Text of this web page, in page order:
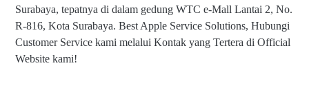
Surabaya, tepatnya di dalam gedung WTC e-Mall Lantai 2, No.
R-816, Kota Surabaya. Best Apple Service Solutions, Hubungi
Customer Service kami melalui Kontak yang Tertera di Official
Website kami!